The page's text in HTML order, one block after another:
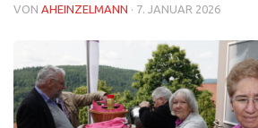
VON AHEINZELMANN · 7. JANUAR 2026